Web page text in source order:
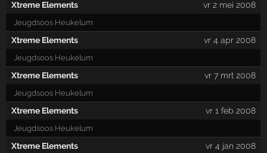
Xtreme Elements vr 2 mei 2008
Jeugdsoos Heukelum
Xtreme Elements vr 4 apr 2008
Jeugdsoos Heukelum
Xtreme Elements vr 7 mrt 2008
Jeugdsoos Heukelum
Xtreme Elements vr 1 feb 2008
Jeugdsoos Heukelum
Xtreme Elements vr 4 jan 2008